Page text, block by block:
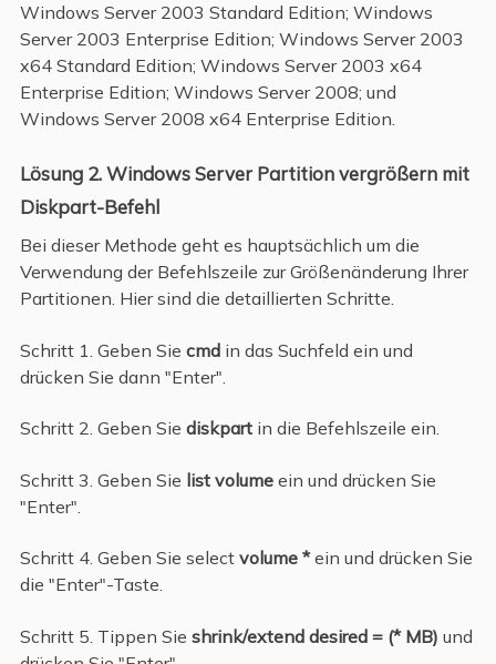
Windows Server 2003 Standard Edition; Windows
Server 2003 Enterprise Edition; Windows Server 2003
x64 Standard Edition; Windows Server 2003 x64
Enterprise Edition; Windows Server 2008; und
Windows Server 2008 x64 Enterprise Edition.
Lösung 2. Windows Server Partition vergrößern mit
Diskpart-Befehl
Bei dieser Methode geht es hauptsächlich um die
Verwendung der Befehlszeile zur Größenänderung Ihrer
Partitionen. Hier sind die detaillierten Schritte.
Schritt 1. Geben Sie cmd in das Suchfeld ein und
drücken Sie dann "Enter".
Schritt 2. Geben Sie diskpart in die Befehlszeile ein.
Schritt 3. Geben Sie list volumeein und drücken Sie
"Enter".
Schritt 4. Geben Sie select volume *ein und drücken Sie
die "Enter"-Taste.
Schritt 5. Tippen Sie shrink/extend desired = (* MB) und